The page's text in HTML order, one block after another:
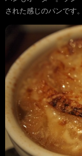
された感じのパンです